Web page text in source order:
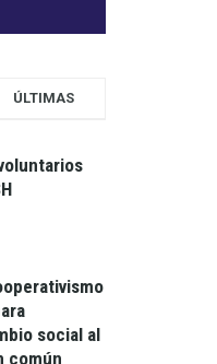
ÚLTIMAS
social al
común